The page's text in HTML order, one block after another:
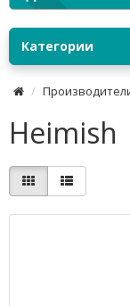
Категории
Heimish